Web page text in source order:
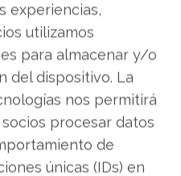
experiencias,
utilizamos
para almacenar y/o
del dispositivo. La
nos permitirá
procesar datos
de
únicas (IDs) en
qué cada minuto sin
dinero
los inversores
sostenida
ciclo económico.
construir tu Línea